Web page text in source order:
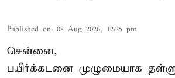
Published on: 08 Aug 2026, 12:25 pm
சென்னை,
பயிர்க்கடனை முழுமையாக